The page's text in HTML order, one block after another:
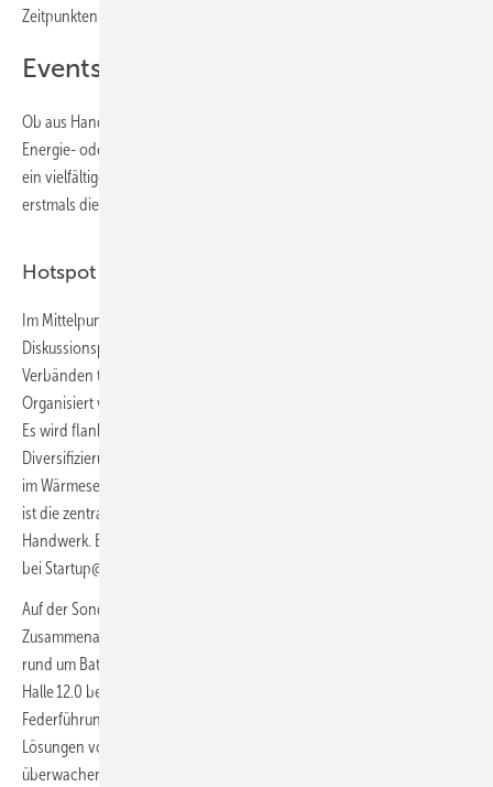
Zeitpunkten angesehen werden.
Events in Form von Hotspots
Ob aus Handwerk, Handel, Industrie, Planungsbüro, Behörde, Bau-,
Energie- oder Wohnungswirtschaft – die ISH-Besucher erwartet auch
ein vielfältiges Rahmenprogramm. Für schnelle Orientierung sorgt
erstmals die thematische Bündelung der Events in Form von Hotspots:
Hotspot Energy
Im Mittelpunkt steht ein umfangreiches Vortragsprogramm, welches in
Diskussionspanels mit Vertretern aus Politik, Industrie, Handwerk und
Verbänden täglich die heißen Themen des Wärmesektors diskutiert.
Organisiert wird dies im Westfoyer der Halle 12 von BDH und ZVSHK.
Es wird flankiert vom „Technologie und Energie Forum“, das die
Diversifizierung der Energieträger und die Reduktion von Emissionen
im Wärmesektor fokussiert. Der angrenzende „Treffpunkt Handwerk“
ist die zentrale Anlaufstelle des ZVSHK für Fachbesucher aus dem SHK-
Handwerk. Erfolgversprechende Lösungen von Newcomern werden
bei Startup@ISH der VdZ in Halle 11.0 gezeigt.
Auf der Sonderfläche Energy Storage@ISH in Halle 12.1 zeigen in
Zusammenarbeit mit dem ZVEI ausgewählte Hersteller ihre Lösungen
rund um Batteriespeicher für Gebäude. In Ergänzung dazu stellen in
Halle 12.0 bei Energy Management@ISH Firmen unter der
Federführung der Initiative EEBus „Home Energy Management“-
Lösungen vor, die die Stromflüsse im Haus intelligent vernetzen,
überwachen und managen.